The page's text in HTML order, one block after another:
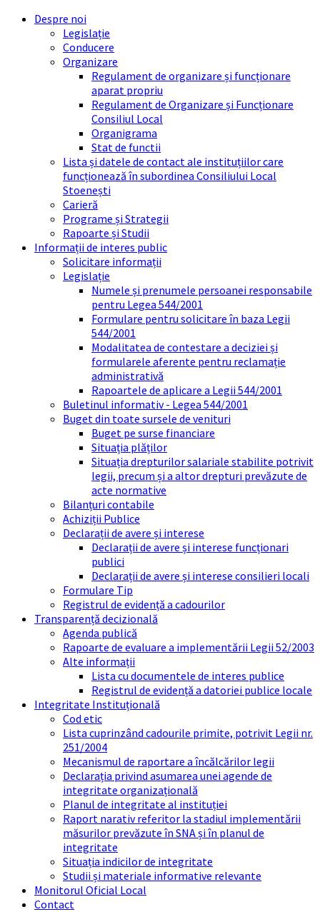
Skip
Skip
Skip
Skip
Despre noi
Legislație
Conducere
Organizare
Regulament de organizare și funcționare
aparat propriu
Regulament de Organizare și Funcționare
Consiliul Local
Organigrama
Stat de functii
Lista și datele de contact ale instituțiilor care
funcționează în subordinea Consiliului Local
Stoenești
Carieră
Programe și Strategii
Rapoarte și Studii
Informații de interes public
Solicitare informații
Legislație
Numele și prenumele persoanei responsabile
pentru Legea 544/2001
Formulare pentru solicitare în baza Legii
544/2001
Modalitatea de contestare a deciziei și
formularele aferente pentru reclamație
administrativă
Rapoartele de aplicare a Legii 544/2001
Buletinul informativ - Legea 544/2001
Buget din toate sursele de venituri
Buget pe surse financiare
Situația plăților
Situația drepturilor salariale stabilite potrivit
legii, precum și a altor drepturi prevăzute de
acte normative
Bilanțuri contabile
Achiziții Publice
Declarații de avere și interese
Declarații de avere și interese funcționari
publici
Declarații de avere și interese consilieri locali
Formulare Tip
Registrul de evidență a cadourilor
Transparență decizională
Agenda publică
Rapoarte de evaluare a implementării Legii 52/2003
Alte informații
Lista cu documentele de interes publice
Registrul de evidență a datoriei publice locale
Integritate Instituțională
Cod etic
Lista cuprinzând cadourile primite, potrivit Legii nr.
251/2004
Mecanismul de raportare a încălcărilor legii
Declarația privind asumarea unei agende de
integritate organizațională
Planul de integritate al instituției
Raport narativ referitor la stadiul implementării
măsurilor prevăzute în SNA și în planul de
integritate
Situația indicilor de integritate
Studii și materiale informative relevante
Monitorul Oficial Local
Contact